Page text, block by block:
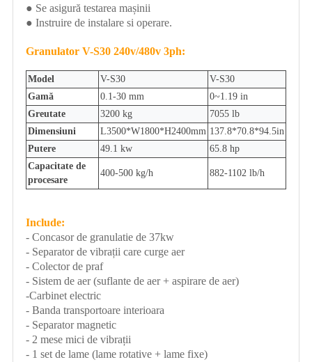
● Se asigură testarea mașinii
● Instruire de instalare si operare.
Granulator V-S30 240v/480v 3ph:
Model V-S30
V-S30
Gamă
0.1-30 mm
0~1.19 in
Greutate
3200 kg
7055 lb
Dimensiuni
L3500*W1800*H2400mm 137.8*70.8*94.5in
Putere
49.1 kw
65.8 hp
Capacitate de
procesare
400-500 kg/h 882-1102 lb/h
Include:
- Concasor de granulatie de 37kw
- Separator de vibrații care curge aer
- Colector de praf
- Sistem de aer (suflante de aer + aspirare de aer)
-Carbinet electric
- Banda transportoare interioara
- Separator magnetic
- 2 mese mici de vibrații
- 1 set de lame (lame rotative + lame fixe)